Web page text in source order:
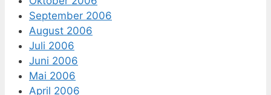
September 2006
August 2006
Juli 2006
Juni 2006
Mai 2006
April 2006